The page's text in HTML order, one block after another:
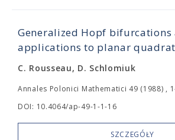
Generalized Hopf bifurcations
applications to planar
C. Rousseau, D. Schlomiuk
Annales Polonici Mathematici 49 (1988) ,
DOI: 10.4064/ap-49-1-1-16
SZCZEGÓŁY